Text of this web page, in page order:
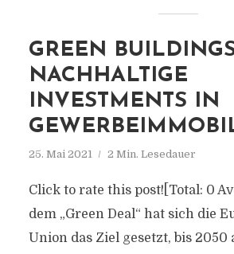
GREEN
NACHHALTIGE
INVESTMENTS IN
25. Mai 2021 2 Min. Lesedauer
Click to rate this post![Total: 0
dem „Green Deal“ hat sich die
Union das Ziel gesetzt, bis 2050